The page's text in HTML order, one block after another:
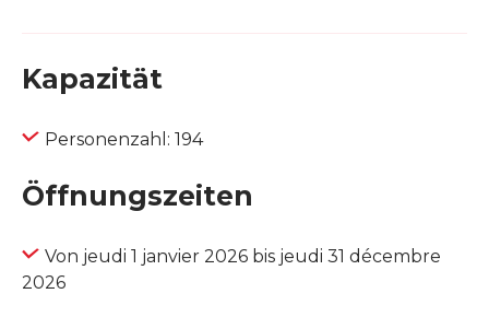
Kapazität
Personenzahl: 194
Öffnungszeiten
Von jeudi 1 janvier 2026 bis jeudi 31 décembre
2026